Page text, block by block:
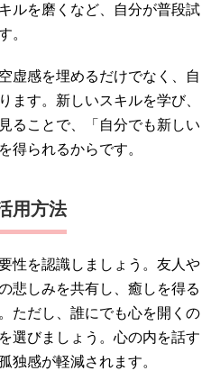
ルを磨くなど、自分が普段試
。
虚感を埋めるだけでなく、自
ます。新しいスキルを学び、
ることで、「自分でも新しい
得られるからです。
用方法
性を認識しましょう。友人や
悲しみを共有し、癒しを得る
ただし、誰にでも心を開くの
選びましょう。心の内を話す
独感が軽減されます。